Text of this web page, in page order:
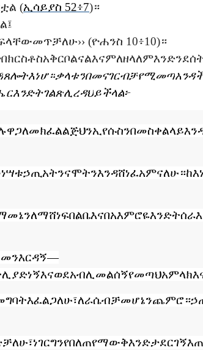
(ኢሳይያስ 52፥7)።
መጥቻለሁ›› (ዮሐንስ 10፥10)።
በክርስቶስአቅርቦልናልእናምለዘላለም
ጸሎትእነሆ።ቃላቱንበመናገርብቻየሚመጣ
እንድትገልጽሊረዳህይችላል፦
ዋጋለመክፈልልጅህንኢየሱስንበመስቀልላይ
ኃጢአትንናሞትንእንዳሸነፈአምናለሁ።
ለማሸነፍበልቤእናበአእምሮዬእንድትሰራ
እርዳኝ—
ሊያድነኝእናወደአብሊመልሰኝየመጣህአምላክ
እፈልጋለሁ፣ለራሴብቻመሆኔንጨምሮ።
ነገርግንየበለጠየማውቅእንድታደርገኝ